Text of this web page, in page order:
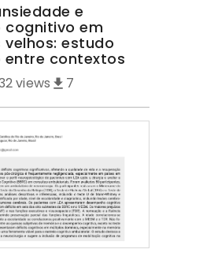
e
cognitivo em
estudo
contextos
views 7